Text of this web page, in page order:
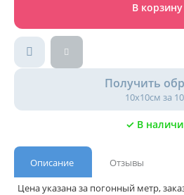
В корзину
Получить
10х10см за
✓ В
Описание
Отзывы
Цена указана за погонный метр,